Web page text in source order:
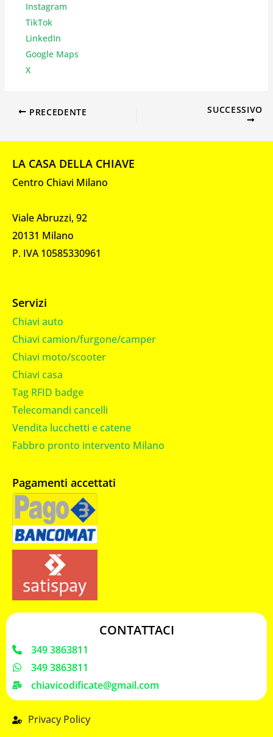
Instagram
TikTok
LinkedIn
Google Maps
X
PRECEDENTE SUCCESSIVO
LA CASA DELLA CHIAVE
Centro Chiavi Milano
Viale Abruzzi, 92
20131 Milano
P. IVA 10585330961
Servizi
Chiavi auto
Chiavi camion/furgone/camper
Chiavi moto/scooter
Chiavi casa
Tag RFID badge
Telecomandi cancelli
Vendita lucchetti e catene
Fabbro pronto intervento Milano
Pagamenti accettati
CONTATTACI
349 3863811
349 3863811
chiavicodificate@gmail.com
Privacy Policy